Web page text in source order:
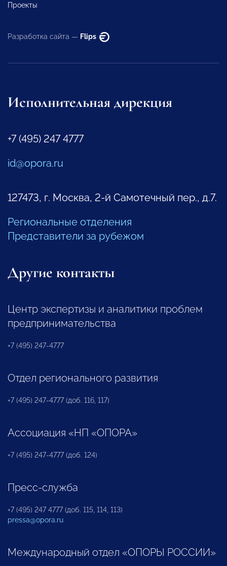
Проекты
Разработка сайта — Flips
Исполнительная дирекция
+7 (495) 247 4777
id@opora.ru
127473, г. Москва, 2-й Самотечный пер., д.7.
Региональные отделения
Представители за рубежом
Другие контакты
Центр экспертизы и аналитики проблем
предпринимательства
+7 (495) 247-4777
Отдел регионального развития
+7 (495) 247-4777 (доб. 116, 117)
Ассоциация «НП «ОПОРА»
+7 (495) 247-4777 (доб. 124)
Пресс-служба
+7 (495) 247 4777 (доб. 115, 114, 113)
pressa@opora.ru
Международный отдел «ОПОРЫ РОССИИ»